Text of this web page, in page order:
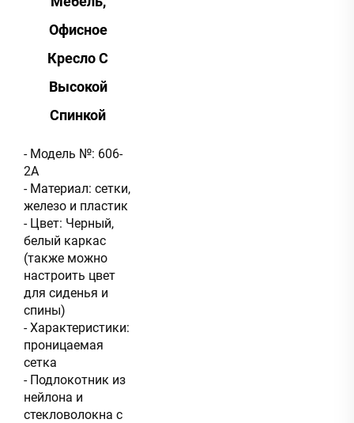
Офисное
Кресло С
Высокой
Спинкой
- Модель №: 606-
2A
- Материал: сетки,
железо и пластик
- Цвет: Черный,
белый каркас
(также можно
настроить цвет
для сиденья и
спины)
- Характеристики:
проницаемая
сетка
- Подлокотник из
нейлона и
стекловолокна с